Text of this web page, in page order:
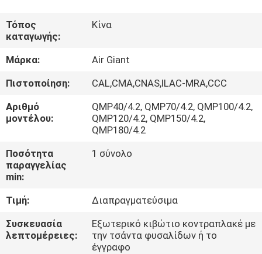
ΠΑΡΟΥΣΙΆΣΤΕ
ΣΧΕΤΙΚΆ
ΜΕ
ΕΜΆΣ
ΕΡΓΟΣΤΑΣΊΩΝ
ΠΟΙΟΤΙΚΌΣ
ΈΛΕΓΧΟΣ
Τόπος
καταγωγής:
Κίνα
Μάρκα:
Air Giant
Πιστοποίηση:
CAL,CMA,CNAS,ILAC-MRA,CCC
Αριθμό
μοντέλου:
QMP40/4.2, QMP70/4.2, QMP100/4.2,
QMP120/4.2, QMP150/4.2,
QMP180/4.2
Ποσότητα
παραγγελίας
min:
1 σύνολο
Τιμή:
Διαπραγματεύσιμα
Συσκευασία
λεπτομέρειες:
Εξωτερικό κιβώτιο κοντραπλακέ με
την τσάντα φυσαλίδων ή το
έγγραφο